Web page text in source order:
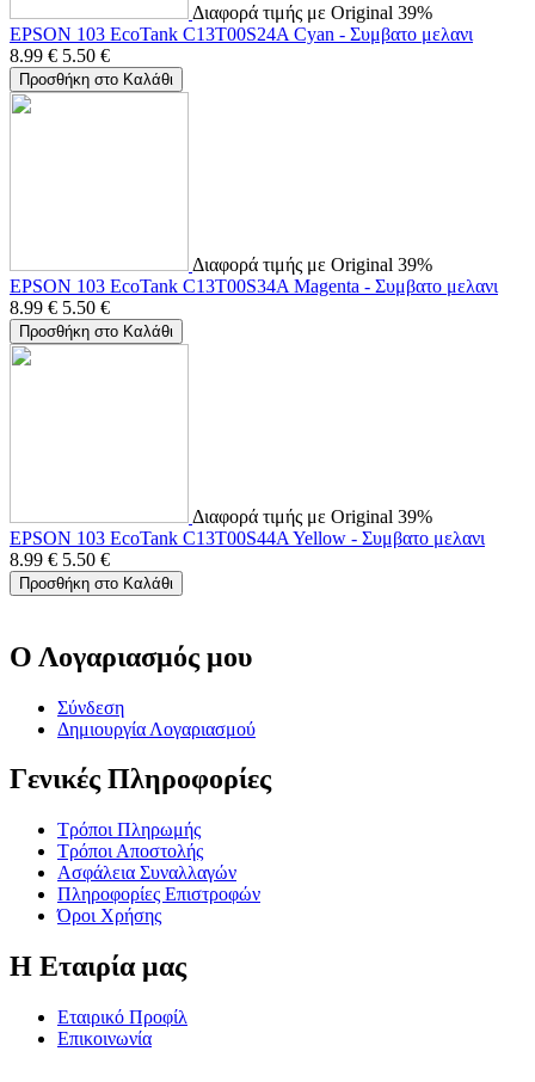
Διαφορά τιμής με Original 39%
EPSON 103 EcoTank C13T00S24A Cyan - Συμβατο μελανι
8.99 € 5.50 €
Προσθήκη στο Καλάθι
Διαφορά τιμής με Original 39%
EPSON 103 EcoTank C13T00S34A Magenta - Συμβατο μελανι
8.99 € 5.50 €
Προσθήκη στο Καλάθι
Διαφορά τιμής με Original 39%
EPSON 103 EcoTank C13T00S44A Yellow - Συμβατο μελανι
8.99 € 5.50 €
Προσθήκη στο Καλάθι
Ο Λογαριασμός μου
Σύνδεση
Δημιουργία Λογαριασμού
Γενικές Πληροφορίες
Τρόποι Πληρωμής
Τρόποι Αποστολής
Ασφάλεια Συναλλαγών
Πληροφορίες Επιστροφών
Όροι Χρήσης
Η Εταιρία μας
Εταιρικό Προφίλ
Επικοινωνία